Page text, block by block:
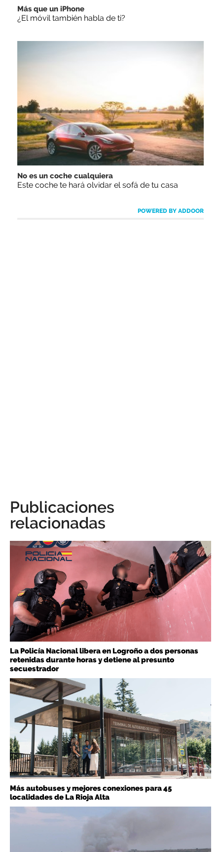
Más que un iPhone
¿El móvil también habla de ti?
No es un coche cualquiera
Este coche te hará olvidar el sofá de tu casa
POWERED BY ADDOOR
Publicaciones
relacionadas
La Policía Nacional libera en Logroño a dos personas
retenidas durante horas y detiene al presunto
secuestrador
Más autobuses y mejores conexiones para 45
localidades de La Rioja Alta